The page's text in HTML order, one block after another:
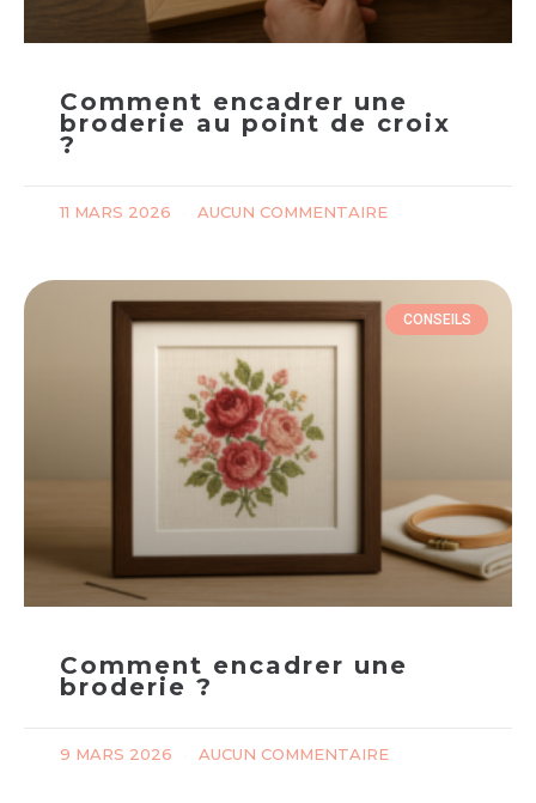
Comment encadrer une
broderie au point de croix
?
11 MARS 2026 AUCUN COMMENTAIRE
CONSEILS
Comment encadrer une
broderie ?
9 MARS 2026 AUCUN COMMENTAIRE